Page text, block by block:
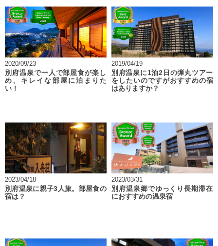
2020/09/23
別府温泉で一人で部屋食が楽し
め、キレイな部屋に泊まりた
い！
2019/04/19
別府温泉に1泊2日の弾丸ツアー
をしたいのですがおすすめの宿
はありますか？
2023/04/18
別府温泉に親子3人旅。部屋食の
宿は？
2023/03/31
別府温泉郷でゆっくり長期滞在
におすすめの温泉宿